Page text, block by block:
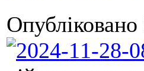
Опубліковано